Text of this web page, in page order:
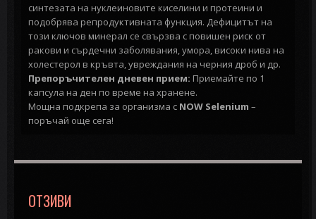
синтезата на нуклеиновите киселини и протеини и
подобрява репродуктивната функция. Дефицитът на
този ключов минерал се свързва с повишен риск от
ракови и сърдечни заболявания, умора, високи нива на
холестерол в кръвта, увреждания на черния дроб и др.
Препоръчителен дневен прием: Приемайте по 1
капсула на ден по време на хранене.
Мощна подкрепа за организма с NOW Selenium –
поръчай още сега!
ОТЗИВИ